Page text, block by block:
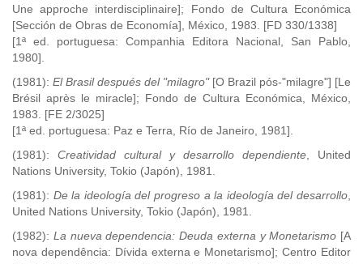
Une approche interdisciplinaire]; Fondo de Cultura Económica
[Sección de Obras de Economía], México, 1983. [FD 330/1338]
[1ª ed. portuguesa: Companhia Editora Nacional, San Pablo,
1980].
(1981): El Brasil después del "milagro"[O Brazil pós-"milagre"] [Le
Brésil après le miracle]; Fondo de Cultura Económica, México,
1983. [FE 2/3025]
[1ª ed. portuguesa: Paz e Terra, Río de Janeiro, 1981].
(1981): Creatividad cultural y desarrollo dependiente , United
Nations University, Tokio (Japón), 1981.
(1981): De la ideología del progreso a la ideología del desarrollo
United Nations University, Tokio (Japón), 1981.
(1982): La nueva dependencia: Deuda externa y Monetarismo [A
nova dependência: Dívida externa e Monetarismo]; Centro Editor